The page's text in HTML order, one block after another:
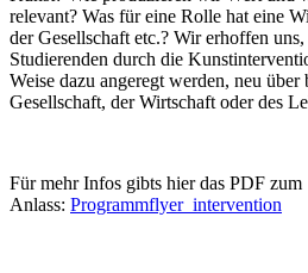
relevant? Was für eine Rolle hat eine
der Gesellschaft etc.? Wir erhoffen
Studierenden durch die
Weise dazu angeregt werden, neu über
Gesellschaft, der Wirtschaft oder des
Für mehr Infos gibts hier das PDF zum
Anlass: Programmflyer_intervention